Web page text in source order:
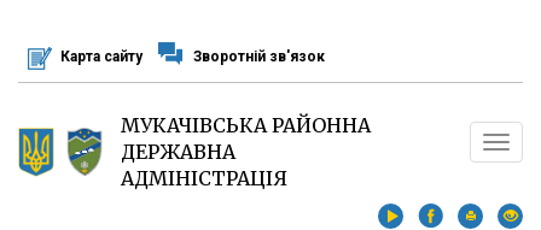
основного
матеріалу
Карта сайту Зворотній зв'язок
МУКАЧІВСЬКА РАЙОННА
ДЕРЖАВНА
АДМІНІСТРАЦІЯ
Toggle